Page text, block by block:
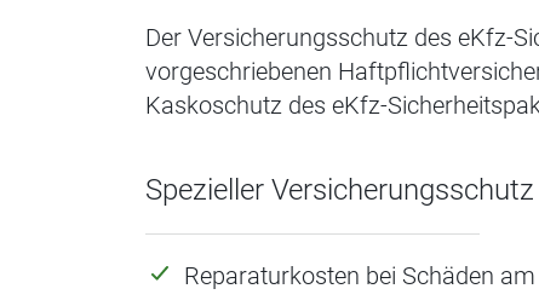
Der Versicherungsschutz des eKfz-
vorgeschriebenen
Kaskoschutz des eKfz-
Spezieller
Reparaturkosten bei Schäden